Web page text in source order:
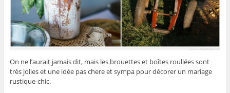
On ne l’aurait jamais dit, mais les brouettes et boîtes roullées sont
très jolies et une idée pas chere et sympa pour décorer un mariage
rustique-chic.